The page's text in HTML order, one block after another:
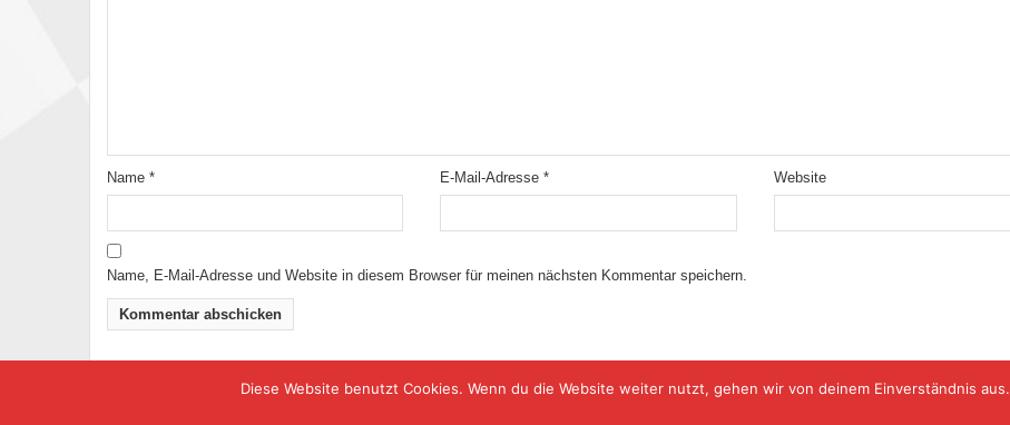
Name * E-Mail-Adresse* Website
Name, E-Mail-Adresse und Website in diesem Browser für meinen nächsten Kommentar speichern.
Diese Website benutzt Cookies. Wenn du die Website weiter nutzt, gehen wir von deinem Einverständnis aus.